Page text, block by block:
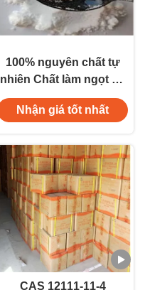
100% nguyên chất tự
nhiên Chất làm ngọt có
hàm lượng calo thấp
Phụ gia thực phẩm
13-2
Nhận giá tốt nhất
CAS 12111-11-4